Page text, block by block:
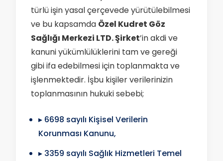
türlü işin yasal çerçevede yürütülebilmesi
ve bu kapsamda Özel Kudret Göz
Sağlığı Merkezi LTD. Şirket’in akdi ve
kanuni yükümlülüklerini tam ve gereği
gibi ifa edebilmesi için toplanmakta ve
işlenmektedir. İşbu kişiler verilerinizin
toplanmasının hukuki sebebi;
▸ 6698 sayılı Kişisel Verilerin
Korunması Kanunu,
▸ 3359 sayılı Sağlık Hizmetleri Temel